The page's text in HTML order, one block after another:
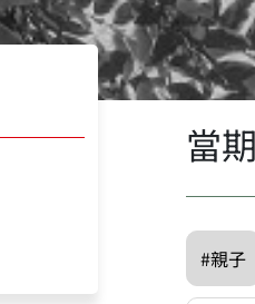
當
#親子